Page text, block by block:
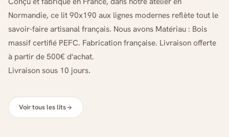
Normandie, ce lit 90x190 aux lignes modernes reflète tout le
savoir-faire artisanal français. Nous avons Matériau : Bois
massif certifié PEFC. Fabrication française. Livraison offerte
à partir de 500€ d'achat.
Livraison sous 10 jours.
Voir tous les lits